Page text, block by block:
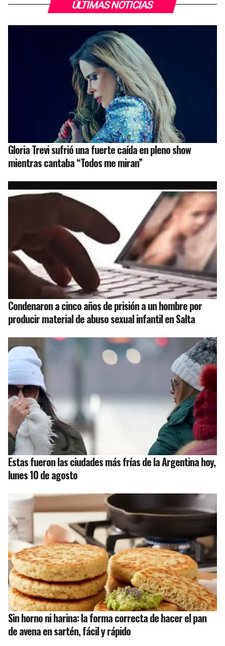
ÚLTIMAS NOTICIAS
Gloria Trevi sufrió una fuerte caída en pleno show
mientras cantaba “Todos me miran”
Condenaron a cinco años de prisión a un hombre por
producir material de abuso sexual infantil en Salta
Estas fueron las ciudades más frías de la Argentina hoy,
lunes 10 de agosto
Sin horno ni harina: la forma correcta de hacer el pan
de avena en sartén, fácil y rápido